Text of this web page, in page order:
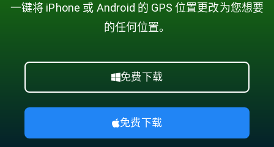
一键将 iPhone 或 Android 的 GPS 位置更改为您想要
的任何位置。
免费下载
免费下载